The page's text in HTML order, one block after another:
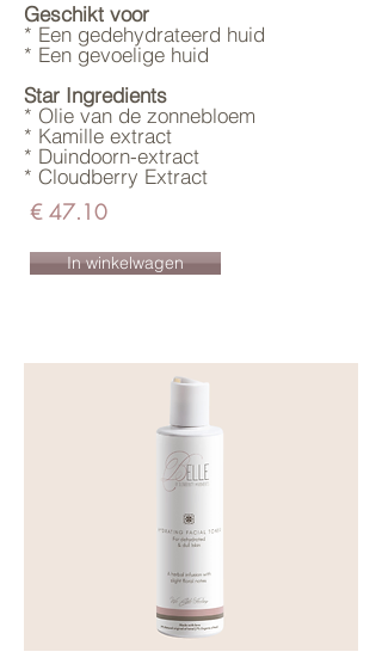
Geschikt voor
* Een gedehydrateerd huid
* Een gevoelige huid
Star Ingredients
* Olie van de zonnebloem
* Kamille extract
* Duindoorn-extract
* Cloudberry Extract
€ 47.10
In winkelwagen